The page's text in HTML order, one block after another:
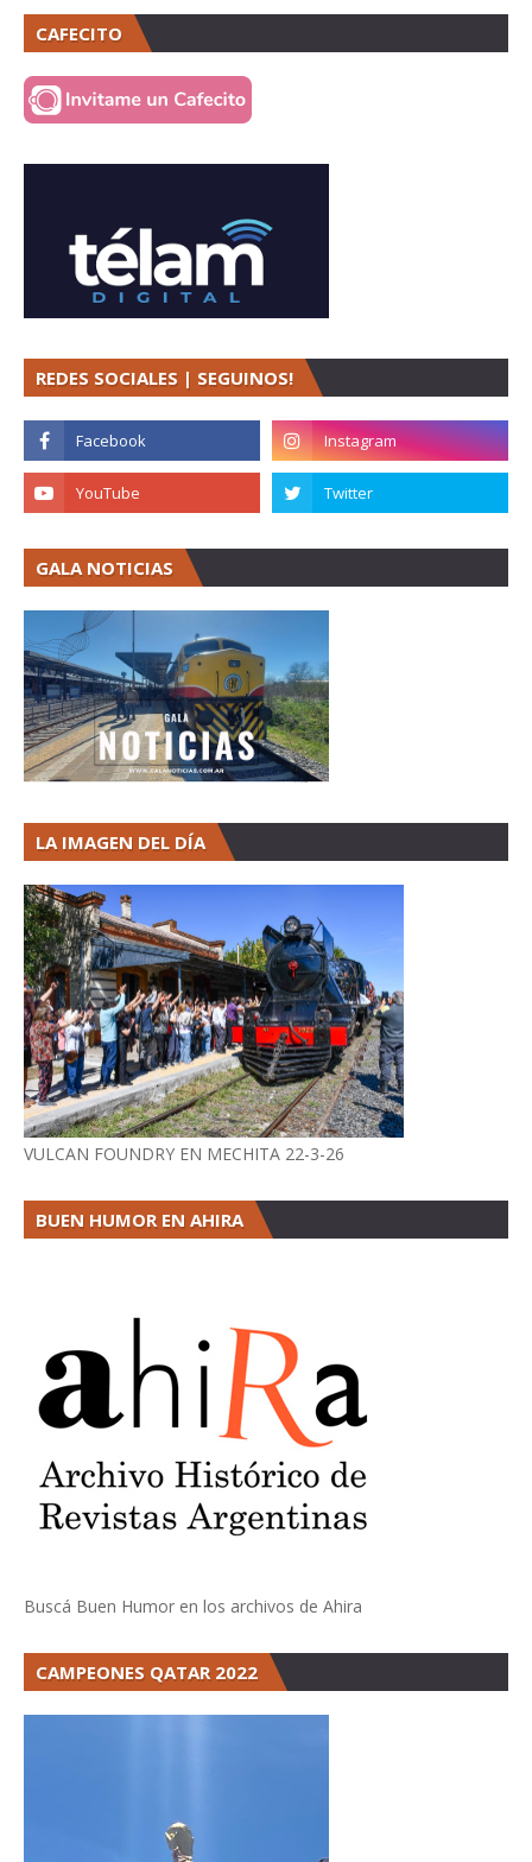
CAFECITO
REDES SOCIALES | SEGUINOS!
GALA NOTICIAS
LA IMAGEN DEL DÍA
VULCAN FOUNDRY EN MECHITA 22-3-26
BUEN HUMOR EN AHIRA
Buscá Buen Humor en los archivos de Ahira
CAMPEONES QATAR 2022